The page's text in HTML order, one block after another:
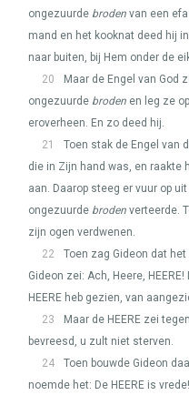
ongezuurde broden van een efa
mand en het kooknat deed hij
naar buiten, bij Hem onder de
20
Maar de Engel van God
ongezuurde broden en leg ze
eroverheen. En zo deed hij.
21
Toen stak de Engel van
die in Zijn hand was, en raakte
aan. Daarop steeg er vuur op
ongezuurde broden verteerde.
zijn ogen verdwenen.
22
Toen zag Gideon dat
Gideon zei: Ach, Heere, HEERE!
HEERE heb gezien, van
23
Maar de HEERE zei
bevreesd, u zult niet sterven.
24
Toen bouwde Gideon
noemde het: De HEERE is